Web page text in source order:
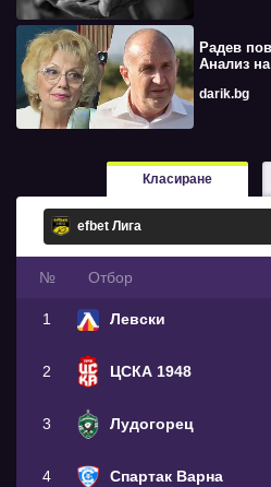
Радев
Анализ
darik.bg
Класиране
№ Oтбор
1 Левски
2 ЦСКА 1948
3 Лудогорец
4 Спартак Варна